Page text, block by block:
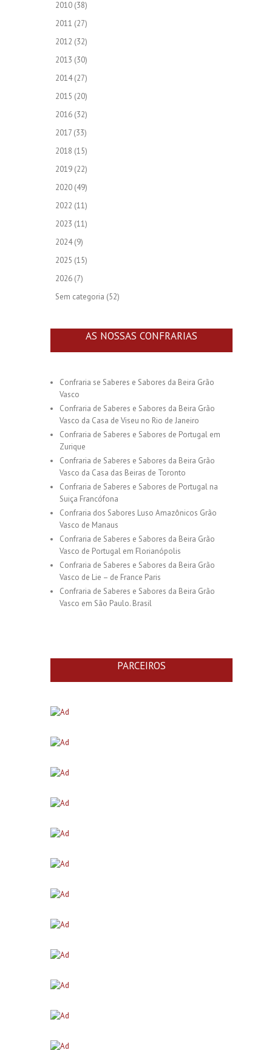
2010 (38)
2011 (27)
2012 (32)
2013 (30)
2014(27)
2015 (20)
2016 (32)
2017 (33)
2018 (15)
2019 (22)
2020 (49)
2022 (11)
2023 (11)
2024(9)
2025 (15)
2026 (7)
Sem categoria (52)
AS NOSSAS CONFRARIAS
Confraria se Saberes e Sabores da Beira Grão
Vasco
Confraria de Saberes e Sabores da Beira Grão
Vasco da Casa de Viseu no Rio de Janeiro
Confraria de Saberes e Sabores de Portugal em
Zurique
Confraria de Saberes e Sabores da Beira Grão
Vasco da Casa das Beiras de Toronto
Confraria de Saberes e Sabores de Portugal na
Suiça Francófona
Confraria dos Sabores Luso Amazônicos Grão
Vasco de Manaus
Confraria de Saberes e Sabores da Beira Grão
Vasco de Portugal em Florianópolis
Confraria de Saberes e Sabores da Beira Grão
Vasco de Lie – de France Paris
Confraria de Saberes e Sabores da Beira Grão
Vasco em São Paulo. Brasil
PARCEIROS